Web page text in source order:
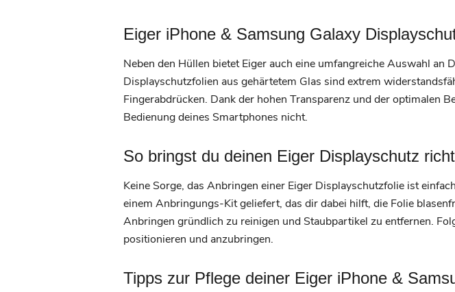
Eiger iPhone & Samsung Galaxy
Neben den Hüllen bietet Eiger auch eine umfangreiche Auswahl
Displayschutzfolien aus gehärtetem Glas sind extrem
Fingerabdrücken. Dank der hohen Transparenz und der optimalen
Bedienung deines Smartphones nicht.
So bringst du deinen Eiger Displayschutz
Keine Sorge, das Anbringen einer Eiger Displayschutzfolie ist
einem Anbringungs-Kit geliefert, das dir dabei hilft, die Folie
Anbringen gründlich zu reinigen und Staubpartikel zu entfernen.
positionieren und anzubringen.
Tipps zur Pflege deiner Eiger iPhone &